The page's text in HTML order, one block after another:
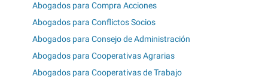
Abogados para Compra Acciones
Abogados para Conflictos Socios
Abogados para Consejo de Administración
Abogados para Cooperativas Agrarias
Abogados para Cooperativas de Trabajo